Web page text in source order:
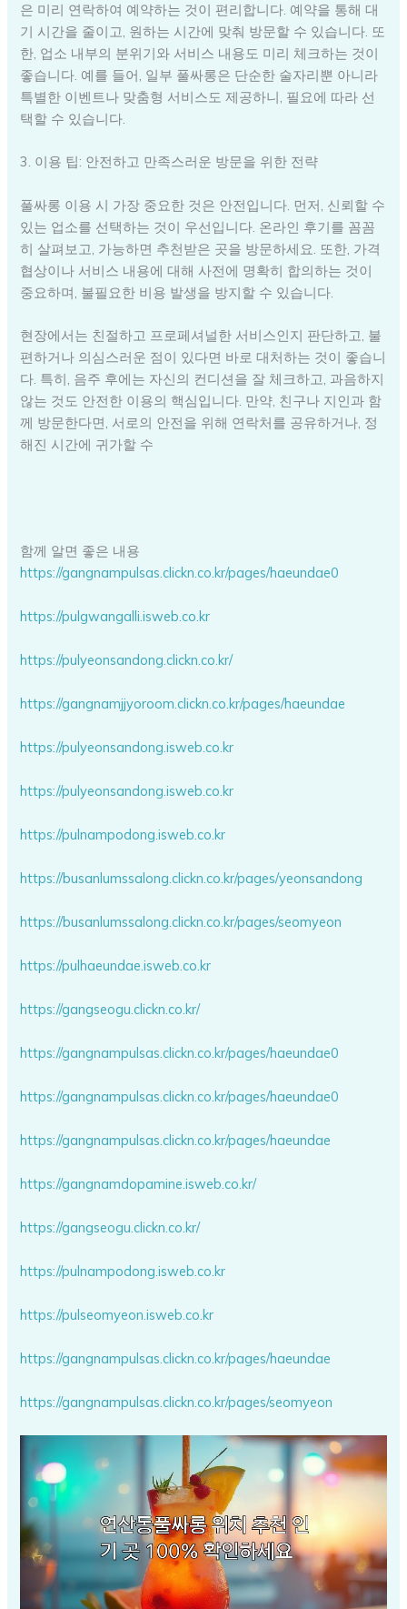
은 미리 연락하여 예약하는 것이 편리합니다. 예약을 통해 대
기 시간을 줄이고, 원하는 시간에 맞춰 방문할 수 있습니다. 또
한, 업소 내부의 분위기와 서비스 내용도 미리 체크하는 것이
좋습니다. 예를 들어, 일부 풀싸롱은 단순한 술자리뿐 아니라
특별한 이벤트나 맞춤형 서비스도 제공하니, 필요에 따라 선
택할 수 있습니다.
3. 이용 팁: 안전하고 만족스러운 방문을 위한 전략
풀싸롱 이용 시 가장 중요한 것은 안전입니다. 먼저, 신뢰할 수
있는 업소를 선택하는 것이 우선입니다. 온라인 후기를 꼼꼼
히 살펴보고, 가능하면 추천받은 곳을 방문하세요. 또한, 가격
협상이나 서비스 내용에 대해 사전에 명확히 합의하는 것이
중요하며, 불필요한 비용 발생을 방지할 수 있습니다.
현장에서는 친절하고 프로페셔널한 서비스인지 판단하고, 불
편하거나 의심스러운 점이 있다면 바로 대처하는 것이 좋습니
다. 특히, 음주 후에는 자신의 컨디션을 잘 체크하고, 과음하지
않는 것도 안전한 이용의 핵심입니다. 만약, 친구나 지인과 함
께 방문한다면, 서로의 안전을 위해 연락처를 공유하거나, 정
해진 시간에 귀가할 수
함께 알면 좋은 내용
https://gangnampulsas.clickn.co.kr/pages/haeundae0
https://pulgwangalli.isweb.co.kr
https://pulyeonsandong.clickn.co.kr/
https://gangnamjjyoroom.clickn.co.kr/pages/haeundae
https://pulyeonsandong.isweb.co.kr
https://pulyeonsandong.isweb.co.kr
https://pulnampodong.isweb.co.kr
https://busanlumssalong.clickn.co.kr/pages/yeonsandong
https://busanlumssalong.clickn.co.kr/pages/seomyeon
https://pulhaeundae.isweb.co.kr
https://gangseogu.clickn.co.kr/
https://gangnampulsas.clickn.co.kr/pages/haeundae0
https://gangnampulsas.clickn.co.kr/pages/haeundae0
https://gangnampulsas.clickn.co.kr/pages/haeundae
https://gangnamdopamine.isweb.co.kr/
https://gangseogu.clickn.co.kr/
https://pulnampodong.isweb.co.kr
https://pulseomyeon.isweb.co.kr
https://gangnampulsas.clickn.co.kr/pages/haeundae
https://gangnampulsas.clickn.co.kr/pages/seomyeon